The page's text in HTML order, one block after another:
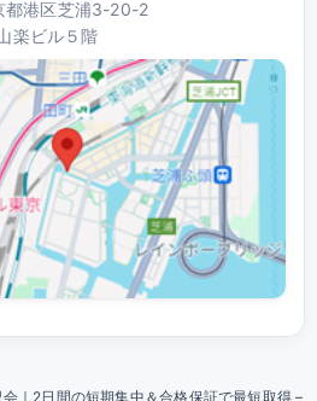
都港区芝浦3-20-2
楽ビル５階
｜2日間の短期集中＆合格保証で最短取得 –